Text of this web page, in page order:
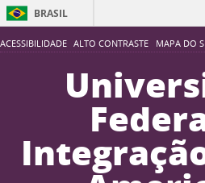
ACESSIBILIDADE ALTO CONTRASTE MAPA DO
BRASIL